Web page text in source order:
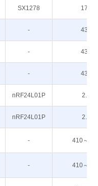
SX1278 170M
- 433M
- 433M
- 433M
nRF24L01P 2.4G
nRF24L01P 2.4G
- 410～
- 410～